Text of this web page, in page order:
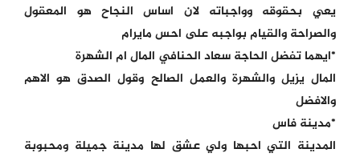
يعي بحقوقه وواجباته لان اساس النجاح هو المعقول
والصراحة والقيام بواجبه على احس مايرام
*ايهما تفضل الحاجة سعاد الحنافي المال ام الشهرة
المال يزيل والشهرة والعمل الصالح وقول الصدق هو الاهم
والافضل
*مدينة فاس
المدينة التي احبها ولي عشق لها مدينة جميلة ومحبوبة